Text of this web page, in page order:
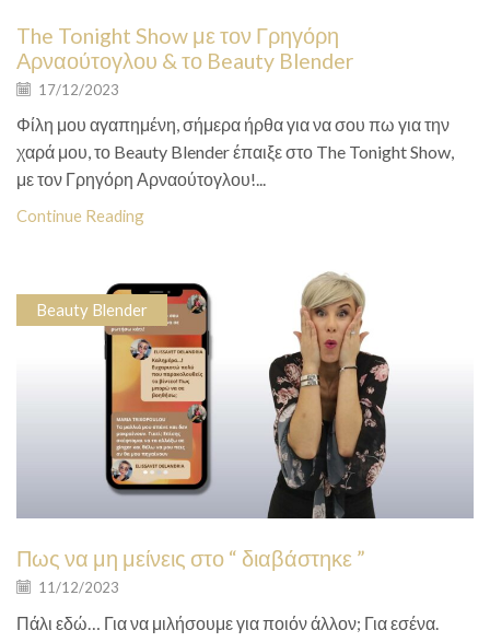
The Tonight Show με τον Γρηγόρη
Αρναούτογλου & το Beauty Blender
17/12/2023
Φίλη μου αγαπημένη, σήμερα ήρθα για να σου πω για την
χαρά μου, το Beauty Blender έπαιξε στο The Tonight Show,
με τον Γρηγόρη Αρναούτογλου!...
Continue Reading
Beauty Blender
Πως να μη μείνεις στο “ διαβάστηκε ”
11/12/2023
Πάλι εδώ… Για να μιλήσουμε για ποιόν άλλον; Για εσένα.